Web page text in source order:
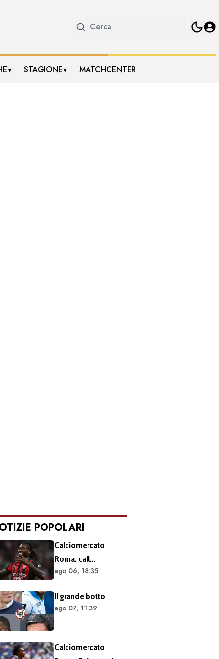
▼ STAGIONE ▼ MATCHCENTER
POPOLARI
Calciomercato
Roma: call
esplorativa tra i
Sul tavolo le
situazioni di Leao e
ago 06, 18:35
Il grande botto
ago 07, 11:39
Calciomercato